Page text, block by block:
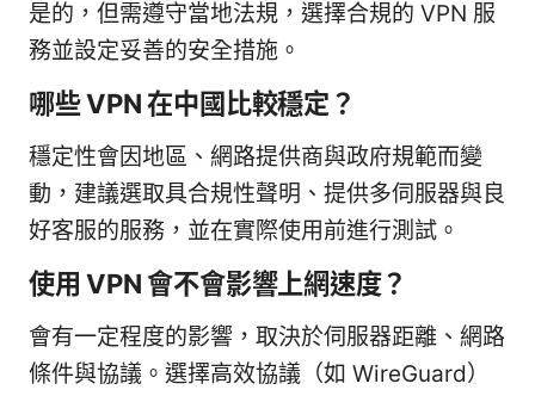
是的，但需遵守當地法規，選擇合規的 VPN 服
務並設定妥善的安全措施。
哪些 VPN 在中國比較穩定？
穩定性會因地區、網路提供商與政府規範而變
動，建議選取具合規性聲明、提供多伺服器與良
好客服的服務，並在實際使用前進行測試。
使用 VPN 會不會影響上網速度？
會有一定程度的影響，取決於伺服器距離、網路
條件與協議。選擇高效協議（如 WireGuard）